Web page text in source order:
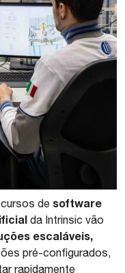
de software
da Intrinsic vão
escaláveis,
pré-configurados,
rapidamente